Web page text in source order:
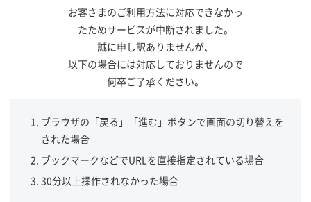
お客さまのご利用方法に対応できなかっ
たためサービスが中断されました。
誠に申し訳ありませんが、
以下の場合には対応しておりませんので
何卒ご了承ください。
ブラウザの「戻る」「進む」ボタンで画面の切り替えを
された場合
ブックマークなどでURLを直接指定されている場合
30分以上操作されなかった場合